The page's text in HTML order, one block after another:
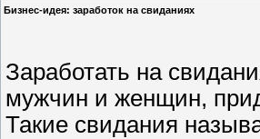
Бизнес-идея: заработок на свиданиях
Заработать на
мужчин и женщин,
Такие свидания